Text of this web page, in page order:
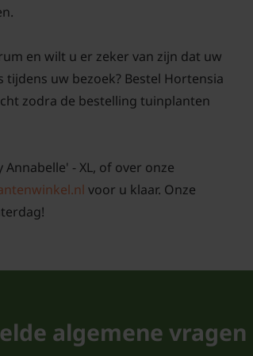
en wilt u er zeker van zijn dat uw
tijdens uw bezoek? Bestel Hortensia
zodra de bestelling tuinplanten
- XL, of over onze
voor u klaar. Onze
algemene vragen